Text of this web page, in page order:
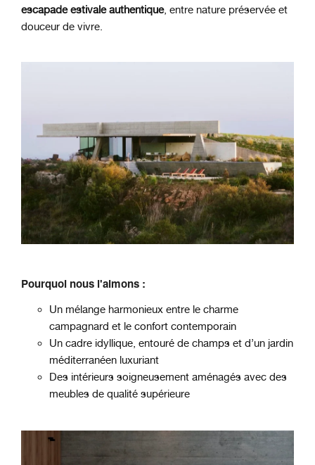
escapade estivale authentique, entre nature préservée et
douceur de vivre.
Pourquoi nous l'aimons :
Un mélange harmonieux entre le charme
campagnard et le confort contemporain
Un cadre idyllique, entouré de champs et d’un jardin
méditerranéen luxuriant
Des intérieurs soigneusement aménagés avec des
meubles de qualité supérieure